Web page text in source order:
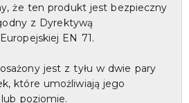
że ten produkt jest bezpieczny
z Dyrektywą
EN 71.
jest z tyłu w dwie pary
które umożliwiają jego
poziomie.